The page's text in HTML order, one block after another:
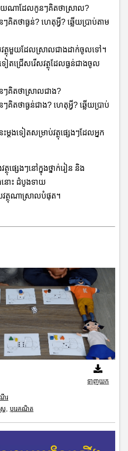
ថុមួយណាដែលកូនៗគិតថាស្រាល?
តថាធ្ងន់? ហេតុអ្វី? ឆ្លើយប្រាប់តាម
សវត្ថុមួយដែលស្រាលជាងដាក់ចូលទៅ។
ទៀតជ្រើសរើសវត្ថុដែលធ្ងន់ជាងចូល
ៗគិតថាស្រាលជាង?
តថាធ្ងន់ជាង? ហេតុអ្វី? ឆ្លើយប្រាប់
ម្ដងទៀតសម្រាប់វត្ថុផ្សេងៗដែលអ្នក
វត្ថុផ្សេងៗនៅក្នុងថ្នាក់រៀន និង
នោះ ដំបូងទាយ
ត្ថុណាស្រាលបំផុត។
ើរ
ត, បុរេគណិត
ទាញយក